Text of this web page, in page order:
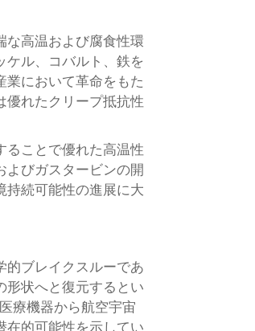
な高温および腐食性環
ケル、コバルト、鉄を
業において革命をもた
優れたクリープ抵抗性
ることで優れた高温性
よびガスタービンの開
持続可能性の進展に大
的ブレイクスルーであ
形状へと復元するとい
療機器から航空宇宙
在的可能性を示してい